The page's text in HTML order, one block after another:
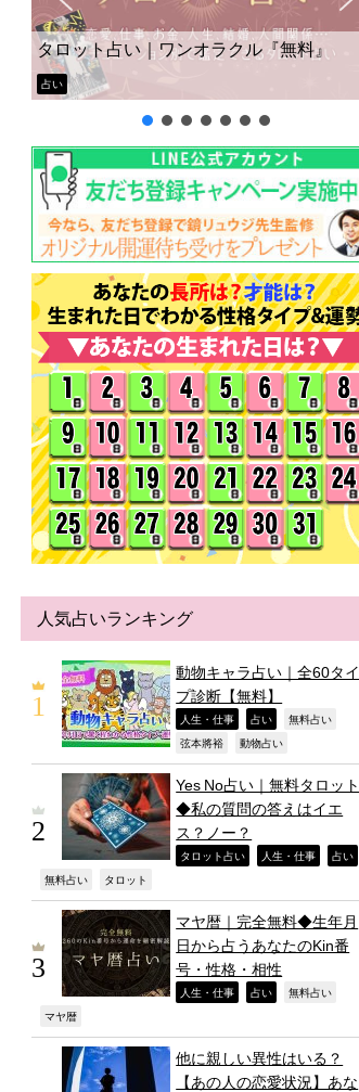
タロット占い｜ワンオラクル『無料』
占い
人気占いランキング
動物キャラ占い｜全60タイ
プ診断【無料】
人生・仕事 占い 無料占い
弦本將裕 動物占い
Yes No占い｜無料タロット
◆私の質問の答えはイエ
ス？ノー？
タロット占い 人生・仕事 占い
無料占い タロット
マヤ暦｜完全無料◆生年月
日から占うあなたのKin番
号・性格・相性
人生・仕事 占い 無料占い
マヤ暦
他に親しい異性はいる？
【あの人の恋愛状況】あな